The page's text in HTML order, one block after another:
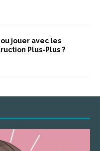
jouer avec les
Plus-Plus ?